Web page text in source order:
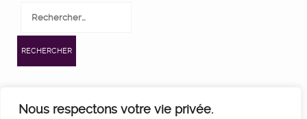
Nous respectons votre vie privée.